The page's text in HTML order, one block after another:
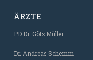
ÄRZTE
PD Dr. Götz Müller
Dr. Andreas Schemm